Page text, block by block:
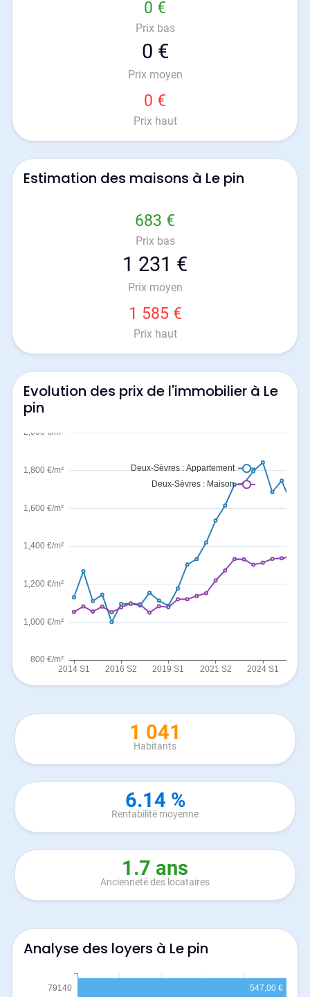
0 €
Prix bas
0 €
Prix moyen
0 €
Prix haut
Estimation des maisons à Le pin
683 €
Prix bas
1 231 €
Prix moyen
1 585 €
Prix haut
Evolution des prix de l'immobilier à Le
pin
1 041
Habitants
6.14 %
Rentabilité moyenne
1.7 ans
Ancienneté des locataires
Analyse des loyers à Le pin